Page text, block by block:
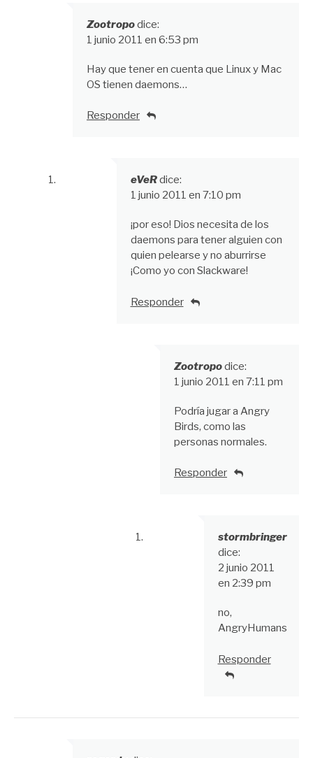
Zootropodice:
1 junio 2011 en 6:53 pm
Hay que tener en cuenta que Linux y Mac
OS tienen daemons…
Responder
eVeRdice:
1 junio 2011 en 7:10 pm
¡por eso! Dios necesita de los
daemons para tener alguien con
quien pelearse y no aburrirse
¡Como yo con Slackware!
Responder
Zootropodice:
1 junio 2011 en 7:11 pm
Podría jugar a Angry
Birds, como las
personas normales.
Responder
stormbringer
dice:
2 junio 2011
en 2:39 pm
no,
AngryHumans
Responder